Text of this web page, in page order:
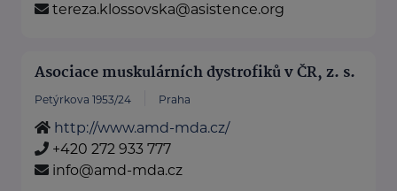
tereza.klossovska@asistence.org
Asociace muskulárních dystrofiků v ČR, z. s.
Petýrkova 1953/24 Praha
http://www.amd-mda.cz/
+420 272 933 777
info@amd-mda.cz